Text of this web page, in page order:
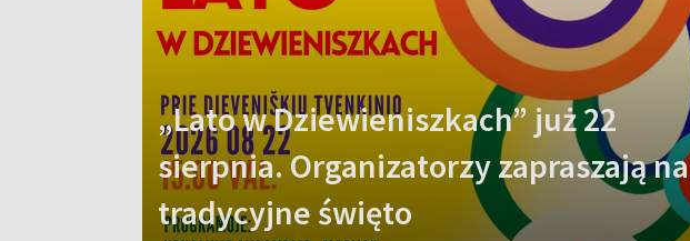
„Lato w Dziewieniszkach” już 22
sierpnia. Organizatorzy zapraszają na
tradycyjne święto